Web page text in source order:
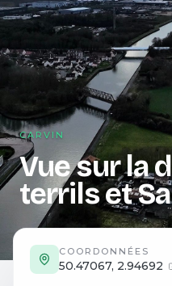
CARVIN
Vue sur la
terrils et
COORDONNÉES
50.47067, 2.94692